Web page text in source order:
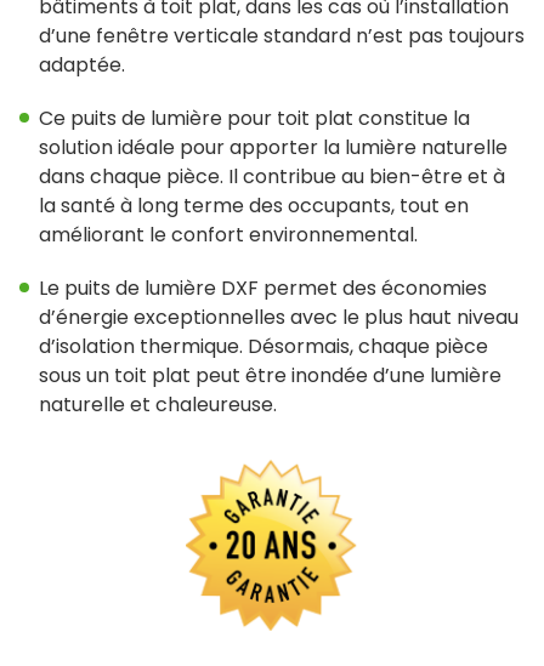
Outils et ressources
Dimensions Standard
Commande De Dimensions Personnalisées
Instructions d’installation
Dessins et caractéristiques
Site web affilié
FAKRO
bâtiments à toit plat, dans les cas où l’installation
d’une fenêtre verticale standard n’est pas toujours
adaptée.
Ce puits de lumière pour toit plat constitue la
solution idéale pour apporter la lumière naturelle
dans chaque pièce. Il contribue au bien-être et à
la santé à long terme des occupants, tout en
améliorant le confort environnemental.
Le puits de lumière DXF permet des économies
d’énergie exceptionnelles avec le plus haut niveau
d’isolation thermique. Désormais, chaque pièce
sous un toit plat peut être inondée d’une lumière
naturelle et chaleureuse.